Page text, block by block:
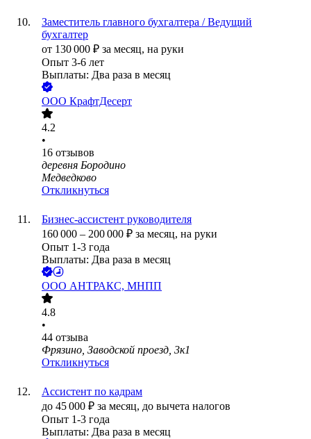
Заместитель главного бухгалтера / Ведущий
бухгалтер
от 130 000 ₽ за месяц, на руки
Опыт 3-6 лет
Выплаты: Два раза в месяц
ООО КрафтДесерт
4.2
•
16 отзывов
деревня Бородино
Медведково
Откликнуться
Бизнес-ассистент руководителя
160 000 – 200 000 ₽ за месяц, на руки
Опыт 1-3 года
Выплаты: Два раза в месяц
ООО АНТРАКС, МНПП
4.8
•
44 отзыва
Фрязино, Заводской проезд, 3к1
Откликнуться
Ассистент по кадрам
до 45 000 ₽ за месяц, до вычета налогов
Опыт 1-3 года
Выплаты: Два раза в месяц